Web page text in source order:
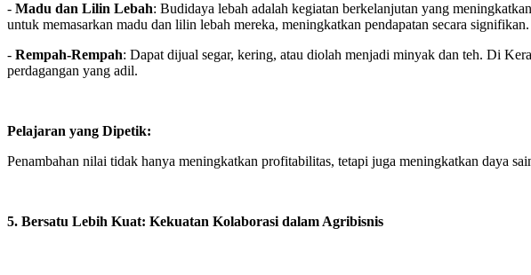
- Madu dan Lilin Lebah: Budidaya lebah adalah kegiatan berkelanjutan yang
untuk memasarkan madu dan lilin lebah mereka, meningkatkan pendapatan secara signifikan.
- Rempah-Rempah: Dapat dijual segar, kering, atau diolah menjadi minyak dan teh. Di
perdagangan yang adil.
Pelajaran yang Dipetik:
Penambahan nilai tidak hanya meningkatkan profitabilitas, tetapi juga meningkatkan daya
5. Bersatu Lebih Kuat: Kekuatan Kolaborasi dalam Agribisnis